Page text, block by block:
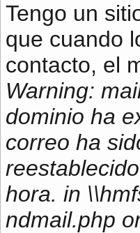
Tengo un
que cuando
contacto, el
Warning:
dominio ha
correo ha
hora. in
ndmail.php